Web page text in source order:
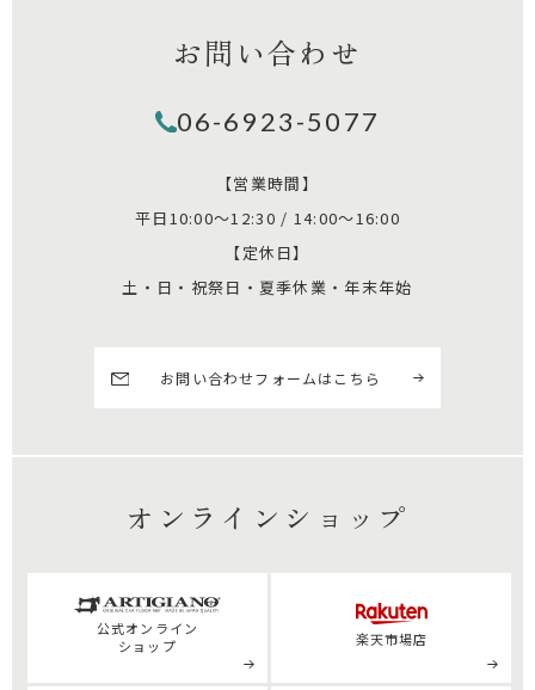
お問い合わせ
06-6923-5077
【営業時間】
平日10:00～12:30 / 14:00～16:00
【定休日】
土・日・祝祭日・夏季休業・年末年始
お問い合わせフォームはこちら
オンラインショップ
公式オンライン
ショップ
楽天市場店